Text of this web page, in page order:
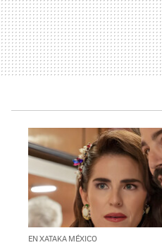
EN XATAKA MÉXICO